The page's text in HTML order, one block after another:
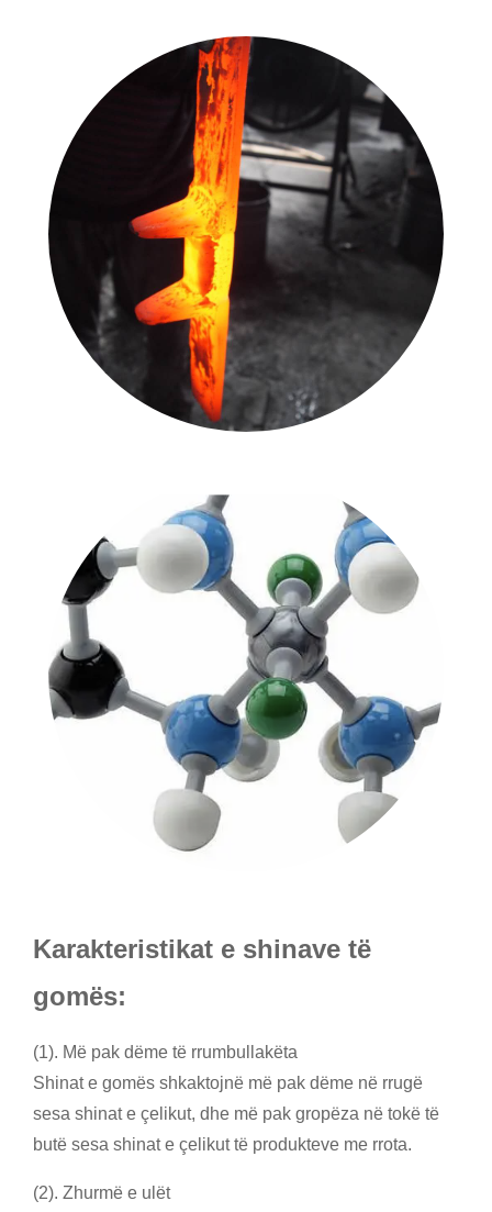
Karakteristikat e shinave të
gomës:
(1). Më pak dëme të rrumbullakëta
Shinat e gomës shkaktojnë më pak dëme në rrugë
sesa shinat e çelikut, dhe më pak gropëza në tokë të
butë sesa shinat e çelikut të produkteve me rrota.
(2). Zhurmë e ulët